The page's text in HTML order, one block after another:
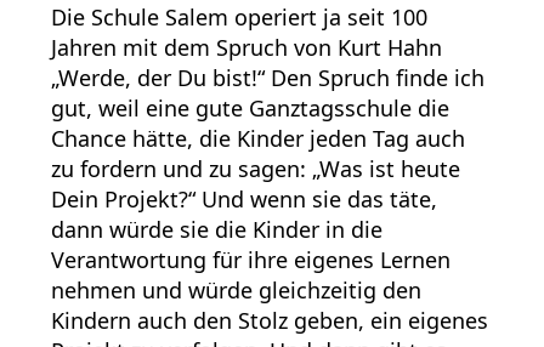
Die Schule Salem operiert ja seit 100
Jahren mit dem Spruch von Kurt Hahn
„Werde, der Du bist!“ Den Spruch finde ich
gut, weil eine gute Ganztagsschule die
Chance hätte, die Kinder jeden Tag auch
zu fordern und zu sagen: „Was ist heute
Dein Projekt?“ Und wenn sie das täte,
dann würde sie die Kinder in die
Verantwortung für ihre eigenes Lernen
nehmen und würde gleichzeitig den
Kindern auch den Stolz geben, ein eigenes